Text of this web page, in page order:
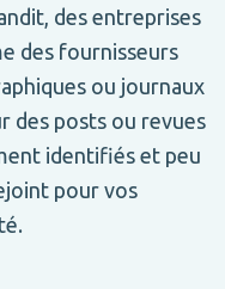
des entreprises
des fournisseurs
ou journaux
des posts ou revues
identifiés et peu
pour vos